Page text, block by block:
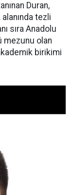
Duran,
tezli
sıra Anadolu
mezunu olan
birikimi